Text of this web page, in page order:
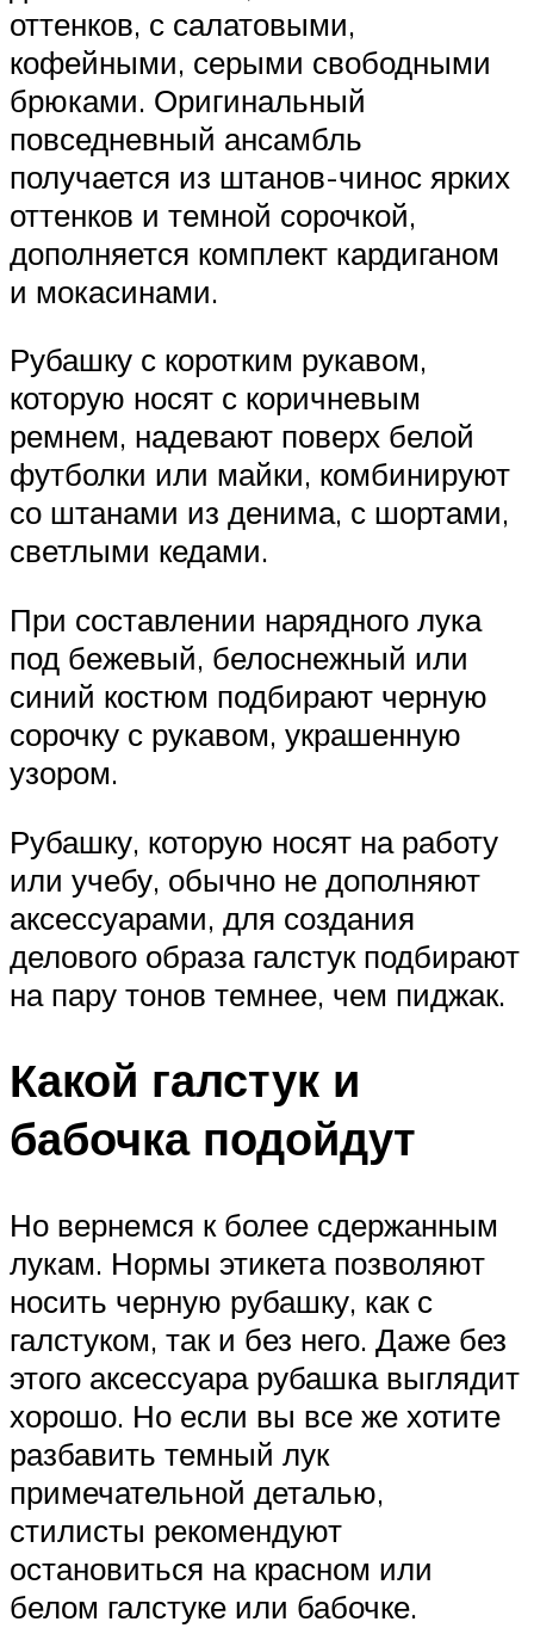
оттенков, с салатовыми,
кофейными, серыми свободными
брюками. Оригинальный
повседневный ансамбль
получается из штанов-чинос ярких
оттенков и темной сорочкой,
дополняется комплект кардиганом
и мокасинами.
Рубашку с коротким рукавом,
которую носят с коричневым
ремнем, надевают поверх белой
футболки или майки, комбинируют
со штанами из денима, с шортами,
светлыми кедами.
При составлении нарядного лука
под бежевый, белоснежный или
синий костюм подбирают черную
сорочку с рукавом, украшенную
узором.
Рубашку, которую носят на работу
или учебу, обычно не дополняют
аксессуарами, для создания
делового образа галстук подбирают
на пару тонов темнее, чем пиджак.
Какой галстук и
бабочка подойдут
Но вернемся к более сдержанным
лукам. Нормы этикета позволяют
носить черную рубашку, как с
галстуком, так и без него. Даже без
этого аксессуара рубашка выглядит
хорошо. Но если вы все же хотите
разбавить темный лук
примечательной деталью,
стилисты рекомендуют
остановиться на красном или
белом галстуке или бабочке.